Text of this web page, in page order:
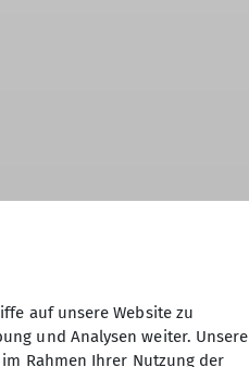
Lawinenrutschbahnen auf
auf unsere Website zu
und Analysen weiter. Unsere
Rahmen Ihrer Nutzung der